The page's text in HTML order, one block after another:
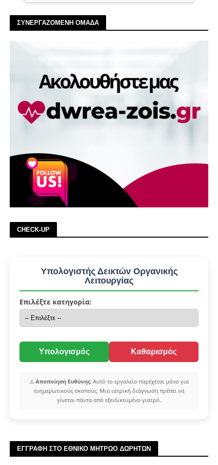
ΣΥΝΕΡΓΑΖΟΜΕΝΗ ΟΜΑΔΑ
CHECK-UP
Υπολογιστής Δεικτών Οργανικής
Λειτουργίας
Επιλέξτε κατηγορία:
Υπολογισμός Καθαρισμός
⚠️ Αποποίηση Ευθύνης: Αυτό το εργαλείο παρέχεται μόνο για
ενημερωτικούς σκοπούς. Μια ιατρική διάγνωση πρέπει να
γίνεται πάντα από εξειδικευμένο γιατρό.
ΕΓΓΡΑΦΗ ΣΤΟ ΕΘΝΙΚΟ ΜΗΤΡΩΟ ΔΩΡΗΤΩΝ